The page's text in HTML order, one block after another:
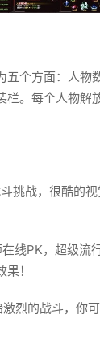
五个方面：人物
栏。每个人物解
挑战，很酷的
线PK，超级流
！
烈的战斗，你